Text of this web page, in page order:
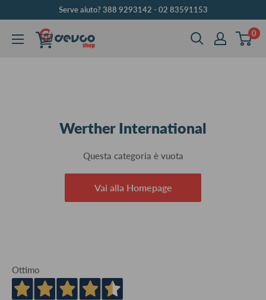
contenuto
Serve aiuto? 388 9293142 - 02 83591153
DEVCOshop 0
Werther International
Questa categoria è vuota
Vai alla Homepage
Ottimo